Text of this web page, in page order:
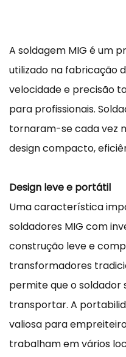
A soldagem MIG é um
utilizado na fabricação
velocidade e precisão
para profissionais.
tornaram-se cada vez
design compacto,
Design leve e portátil
Uma característica
soldadores MIG com
construção leve e
transformadores
permite que o soldador
transportar. A
valiosa para
trabalham em vários